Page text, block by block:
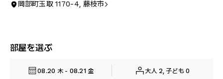
岡部町玉取 1170-4, 藤枝市
部屋を選ぶ
08.20 木 - 08.21 金 大人 2, 子ども 0